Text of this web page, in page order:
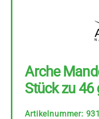
Arche
Stück zu 46
Artikelnummer: